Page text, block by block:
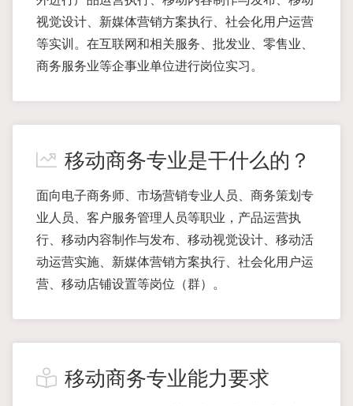
视觉设计、新媒体营销方案执行、社会化用户运营
等实训。在互联网和相关服务、批发业、零售业、
商务服务业等企事业单位进行岗位实习。
移动商务专业是干什么的？
面向电子商务师、市场营销专业人员、商务策划专
业人员、客户服务管理人员等职业，产品运营执
行、移动内容制作与发布、移动视觉设计、移动活
动运营实施、新媒体营销方案执行、社会化用户运
营、移动店铺设置等岗位（群）。
移动商务专业能力要求